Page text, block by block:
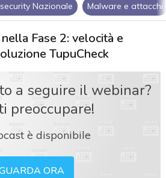
Nazionale Malware e attacchi
Fase 2: velocità e
TupuCheck
a seguire il webinar?
preoccupare!
è disponibile
ORA